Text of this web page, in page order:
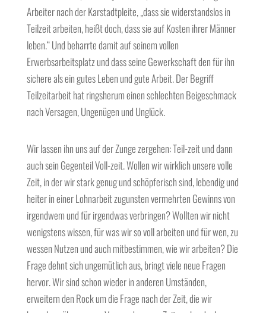
Arbeiter nach der Karstadtpleite, „dass sie widerstandslos in
Teilzeit arbeiten, heißt doch, dass sie auf Kosten ihrer Männer
leben.“ Und beharrte damit auf seinem vollen
Erwerbsarbeitsplatz und dass seine Gewerkschaft den für ihn
sichere als ein gutes Leben und gute Arbeit. Der Begriff
Teilzeitarbeit hat ringsherum einen schlechten Beigeschmack
nach Versagen, Ungenügen und Unglück.
Wir lassen ihn uns auf der Zunge zergehen: Teil-zeit und dann
auch sein Gegenteil Voll-zeit. Wollen wir wirklich unsere volle
Zeit, in der wir stark genug und schöpferisch sind, lebendig und
heiter in einer Lohnarbeit zugunsten vermehrten Gewinns von
irgendwem und für irgendwas verbringen? Wollten wir nicht
wenigstens wissen, für was wir so voll arbeiten und für wen, zu
wessen Nutzen und auch mitbestimmen, wie wir arbeiten? Die
Frage dehnt sich ungemütlich aus, bringt viele neue Fragen
hervor. Wir sind schon wieder in anderen Umständen,
erweitern den Rock um die Frage nach der Zeit, die wir